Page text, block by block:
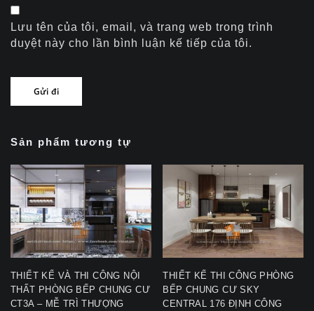
Lưu tên của tôi, email, và trang web trong trình
duyệt này cho lần bình luận kế tiếp của tôi.
Sản phẩm tương tự
THIẾT KẾ VÀ THI CÔNG NỘI
THẤT PHÒNG BẾP CHUNG CƯ
CT3A – MỄ TRÌ THƯỢNG
THIẾT KẾ THI CÔNG PHÒNG
BẾP CHUNG CƯ SKY
CENTRAL 176 ĐỊNH CÔNG